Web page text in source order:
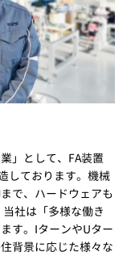
」として、FA装置
しております。機械
で、ハードウェアも
社は「多様な働き
す。IターンやUター
背景に応じた様々な